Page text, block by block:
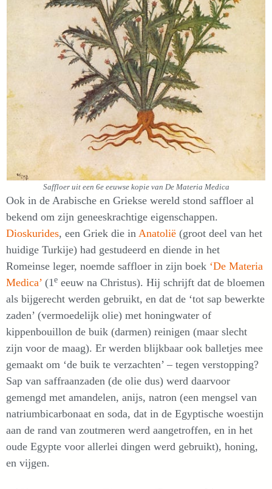
Saffloer uit een 6e eeuwse kopie van De Materia Medica
Ook in de Arabische en Griekse wereld stond saffloer al
bekend om zijn geneeskrachtige eigenschappen.
Dioskurides, een Griek die in Anatolië (groot deel van het
huidige Turkije) had gestudeerd en diende in het
Romeinse leger, noemde saffloer in zijn boek ‘De Materia
Medica’ (1e eeuw na Christus). Hij schrijft dat de bloemen
als bijgerecht werden gebruikt, en dat de ‘tot sap bewerkte
zaden’ (vermoedelijk olie) met honingwater of
kippenbouillon de buik (darmen) reinigen (maar slecht
zijn voor de maag). Er werden blijkbaar ook balletjes mee
gemaakt om ‘de buik te verzachten’ – tegen verstopping?
Sap van saffraanzaden (de olie dus) werd daarvoor
gemengd met amandelen, anijs, natron (een mengsel van
natriumbicarbonaat en soda, dat in de Egyptische woestijn
aan de rand van zoutmeren werd aangetroffen, en in het
oude Egypte voor allerlei dingen werd gebruikt), honing,
en vijgen.